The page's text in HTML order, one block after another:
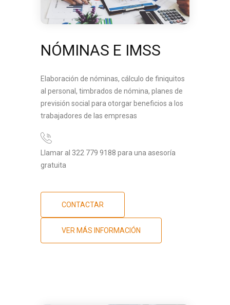
NÓMINAS E IMSS
Elaboración de nóminas, cálculo de finiquitos
al personal, timbrados de nómina, planes de
previsión social para otorgar beneficios a los
trabajadores de las empresas
Llamar al 322 779 9188 para una asesoría
gratuita
CONTACTAR
VER MÁS INFORMACIÓN